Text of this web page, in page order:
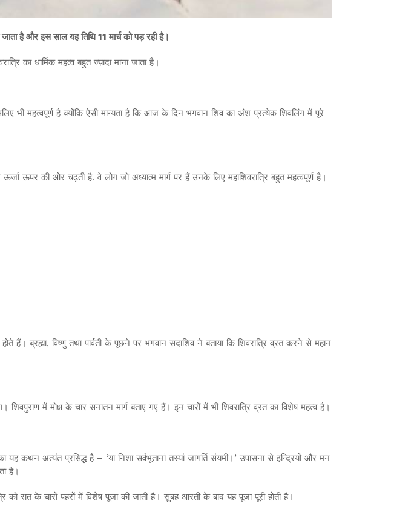
है और इस साल यह तिथि 11 मार्च को पड़ रही है।
का धार्मिक महत्व बहुत ज्य़ादा माना जाता है।
भी महत्वपूर्ण है क्योंकि ऐसी मान्यता है कि आज के दिन भगवान शिव का अंश प्रत्येक शिवलिंग में पूरे
ऊपर की ओर चढ़ती है. वे लोग जो अध्यात्म मार्ग पर हैं उनके लिए महाशिवरात्रि बहुत महत्वपूर्ण है।
हैं। ब्रह्मा, विष्णु तथा पार्वती के पूछने पर भगवान सदाशिव ने बताया कि शिवरात्रि व्रत करने से महान
में मोक्ष के चार सनातन मार्ग बताए गए हैं। इन चारों में भी शिवरात्रि व्रत का विशेष महत्व है।
कथन अत्यंत प्रसिद्ध है – ‘या निशा सर्वभूतानां तस्यां जागर्ति संयमी।’ उपासना से इन्द्रियों और मन
है।
रात के चारों पहरों में विशेष पूजा की जाती है। सुबह आरती के बाद यह पूजा पूरी होती है।